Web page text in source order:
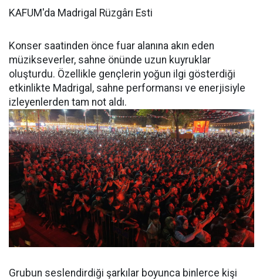
KAFUM'da Madrigal Rüzgârı Esti
Konser saatinden önce fuar alanına akın eden
müzikseverler, sahne önünde uzun kuyruklar
oluşturdu. Özellikle gençlerin yoğun ilgi gösterdiği
etkinlikte Madrigal, sahne performansı ve enerjisiyle
izleyenlerden tam not aldı.
Grubun seslendirdiği şarkılar boyunca binlerce kişi